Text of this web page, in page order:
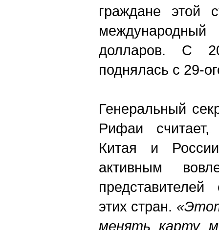
граждане этой
долларов. С
поднялась с 29-
Генеральный
Рифаи
Китая и
активным
этих стран.
менять карту